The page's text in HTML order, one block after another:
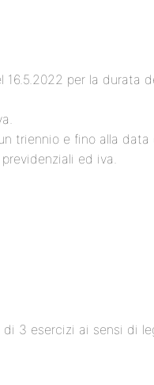
per la durata
triennio e fino alla
ed iva.
3 esercizi ai sensi di